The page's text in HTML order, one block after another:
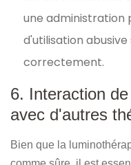
une administration
d'utilisation
correctement.
6. Interaction
avec d'autres
Bien que la